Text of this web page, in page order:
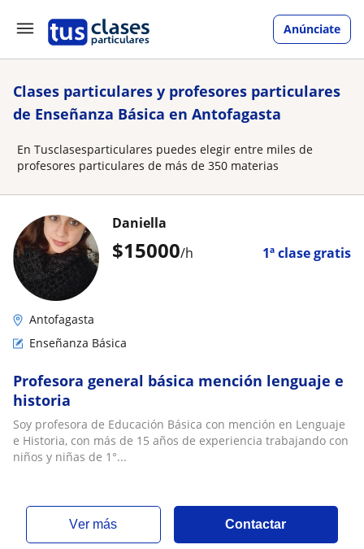
Anúnciate
Clases particulares y profesores particulares
de Enseñanza Básica en Antofagasta
En Tusclasesparticulares puedes elegir entre miles de
profesores particulares de más de 350 materias
$15000/h 1ª clase gratis
Daniella
Antofagasta
Enseñanza Básica
Profesora general básica mención lenguaje e
historia
Soy profesora de Educación Básica con mención en Lenguaje
e Historia, con más de 15 años de experiencia trabajando con
niños y niñas de 1°...
ver más Contactar